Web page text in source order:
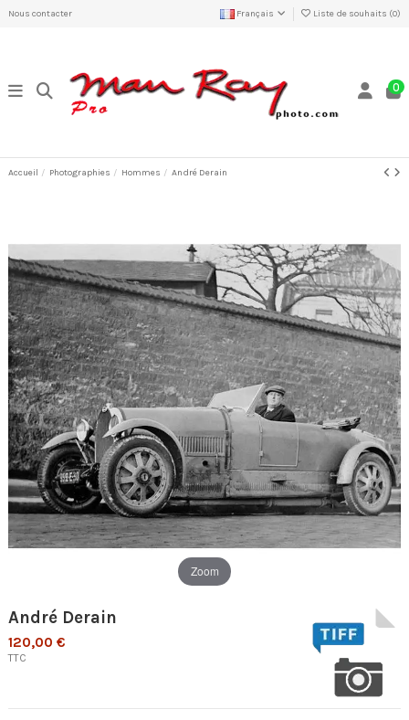
Nous contacter Français Liste de souhaits (0)
0
Accueil Photographies Hommes André Derain
Zoom
André Derain
120,00 €
TTC